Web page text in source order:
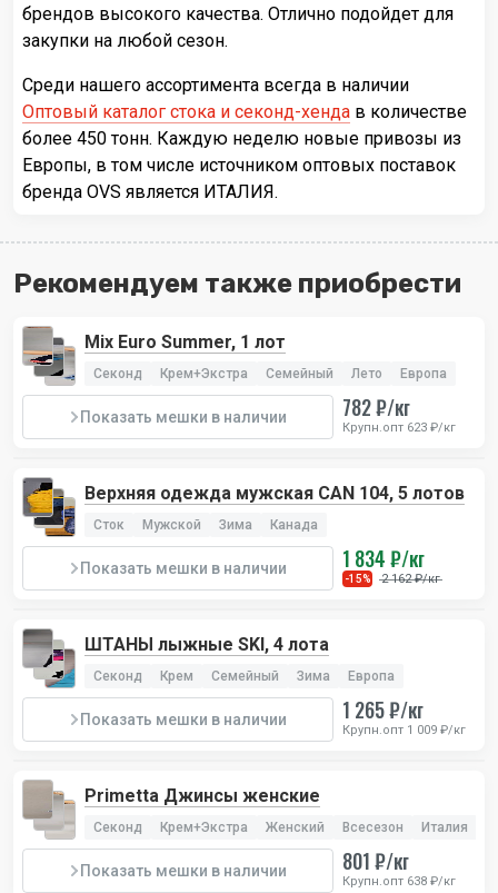
брендов высокого качества. Отлично подойдет для
закупки на любой сезон.
Среди нашего ассортимента всегда в наличии
Оптовый каталог стока и секонд-хенда в количестве
более 450 тонн. Каждую неделю новые привозы из
Европы, в том числе источником оптовых поставок
бренда OVS является ИТАЛИЯ.
Рекомендуем также приобрести
Mix Euro Summer, 1 лот
Секонд Крем+Экстра Семейный Лето Европа
Показать мешки в наличии 782 ₽/кг
Крупн.опт 623 ₽/кг
Верхняя одежда мужская CAN 104, 5 лотов
Сток Мужской Зима Канада
Показать мешки в наличии 1 834 ₽/кг
-15% 2 162 ₽/кг
ШТАНЫ лыжные SKI, 4 лота
Секонд Крем Семейный Зима Европа
Показать мешки в наличии 1 265 ₽/кг
Крупн.опт 1 009 ₽/кг
Primetta Джинсы женские
Секонд Крем+Экстра Женский Всесезон Италия
Показать мешки в наличии 801 ₽/кг
Крупн.опт 638 ₽/кг